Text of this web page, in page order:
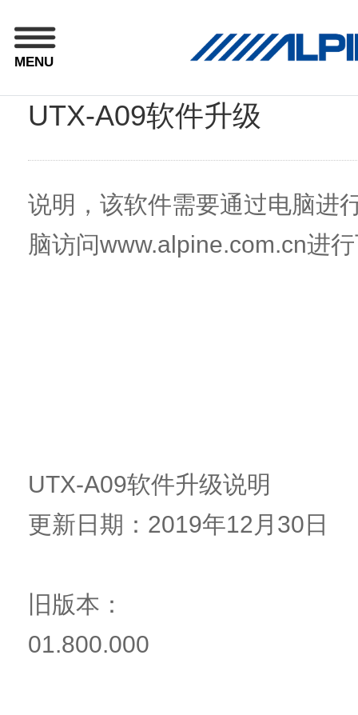
MENU
UTX-A09软件升级
说明，该软件需要通过电脑进
脑访问www.alpine.com.cn进
UTX-A09软件升级说明
更新日期：2019年12月30日
旧版本：
01.800.000